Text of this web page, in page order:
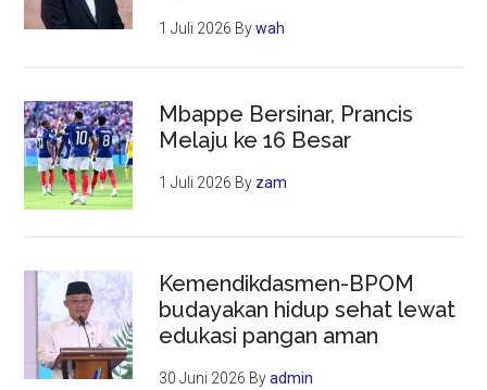
1 Juli 2026 Bywah
Mbappe Bersinar, Prancis
Melaju ke 16 Besar
1 Juli 2026 By zam
Kemendikdasmen-BPOM
budayakan hidup sehat lewat
edukasi pangan aman
30 Juni 2026 Byadmin